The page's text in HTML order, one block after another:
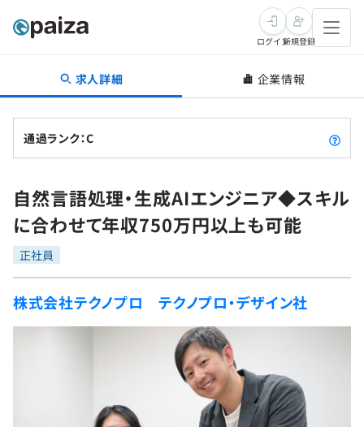
転職・キャリア
転職成功ガイド
転職エージェント
インタビュー
転職成功ガイド
新卒就活
求人検索
本選考
インターン
学習
問題集
プログラミング言語
ゲーム・マンガ
ログイン新規登録
求人詳細 企業情報
通過ランク：C
自然言語処理・生成AIエンジニア◆スキル
に合わせて年収750万円以上も可能
正社員
株式会社テクノプロ テクノプロ・デザイン社